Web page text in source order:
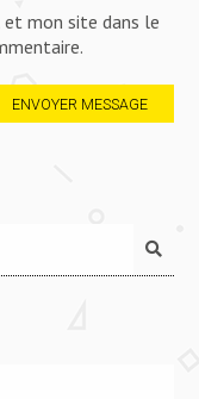
mon site dans le